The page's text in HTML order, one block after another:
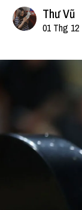
Thư Vũ
01 Thg 12